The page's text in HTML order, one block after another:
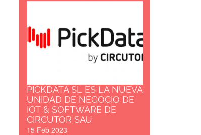
CIRCUTOR.jpg
PICKDATA SL ES LA NUEVA
UNIDAD DE NEGOCIO DE
IOT & SOFTWARE DE
CIRCUTOR SAU
15 Feb 2023